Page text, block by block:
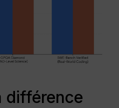
différence